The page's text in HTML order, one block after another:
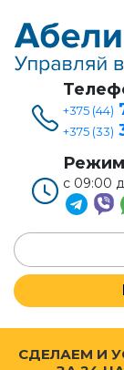
+375 (44)
+375 (33)
с 09:00
СДЕЛАЕМ И